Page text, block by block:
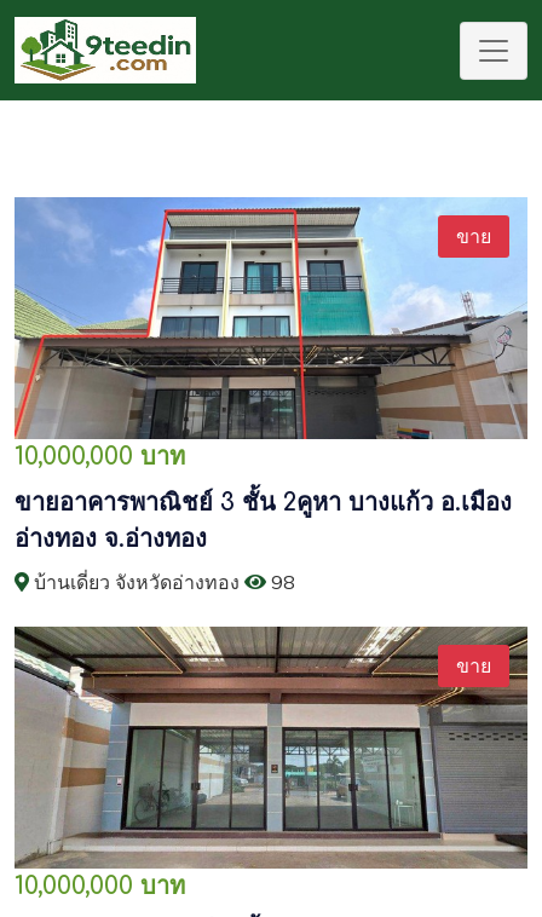
ขาย
10,000,000 บาท
ขายอาคารพาณิชย์ 3 ชั้น 2คูหา บางแก้ว อ.เมือง
อ่างทอง จ.อ่างทอง
บ้านเดี่ยว จังหวัดอ่างทอง 98
ขาย
10,000,000 บาท